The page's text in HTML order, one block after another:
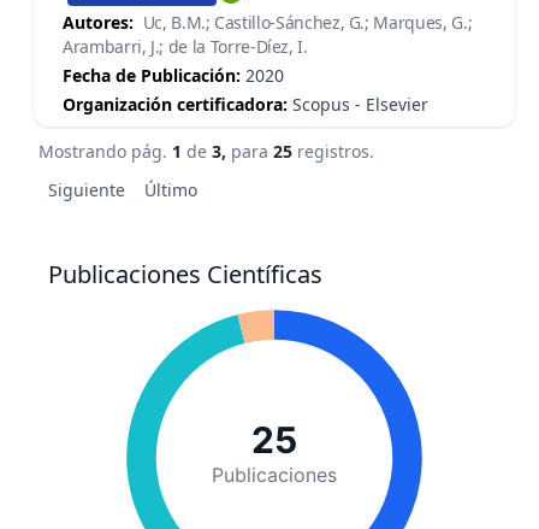
Autores: Uc, B.M.; Castillo-Sánchez, G.; Marques, G.;
Arambarri, J.; de la Torre-Díez, I.
Fecha de Publicación: 2020
Organización certificadora: Scopus - Elsevier
Mostrando pág. 1 de 3, para 25 registros.
Siguiente
Último
Publicaciones Científicas
Publicaciones
25